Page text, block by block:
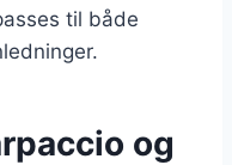
til både
og